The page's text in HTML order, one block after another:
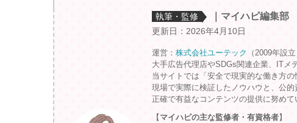
執筆・監修 ｜マイハピ編集部
更新日：2026年4月10日
運営： 株式会社ユーテック
（2009年設立
大手広告代理店やSDGs関連企業、ITメ
当サイトでは「安全で現実的な働き方の
現場で実際に検証したノウハウと、公
正確で有益なコンテンツの提供に努めて
【 マイハピの主な監修者・有資格者】